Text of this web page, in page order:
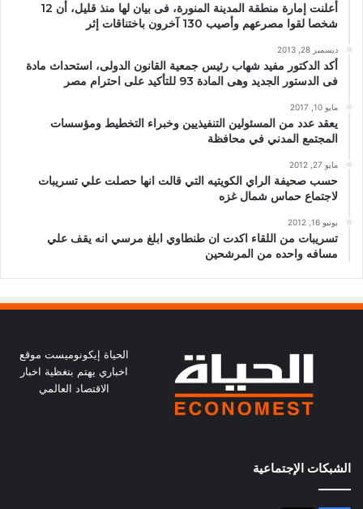
أعلنت إمارة منطقة المدينة المنورة، فى بيان لها منذ قليل، أن 12
شخصا لقوا مصرعهم وأصيب 130 آخرون باختناقات إثر
ديسمبر 28, 2013
أكد الدكتور مفيد شهاب رئيس جمعية القانون الدولى، استحداث مادة
فى الدستور الجديد وهى المادة 93 للتأكيد على احترام مصر
مايو 10, 2017
يعقد عدد من المسئولين التنفيذيين وخبراء التخطيط ومؤسسات
المجتمع المدني في محافظة
مايو 27, 2012
حسب صحيفة الراي الكويتيه التي قالت انها حصلت علي تسريبات
لاجتماع حماس شمال غزه
يونيو 16, 2012
تسريبات من اللقاء اكدت ان طنطاوي ابلغ مرسي انه يقف علي
مسافه واحده من المرشحين
الحياة إيكونوميست موقع
اخباري يهتم بتغظية اخبار
الاقتصاد العالمي
الشبكات الإجتماعية